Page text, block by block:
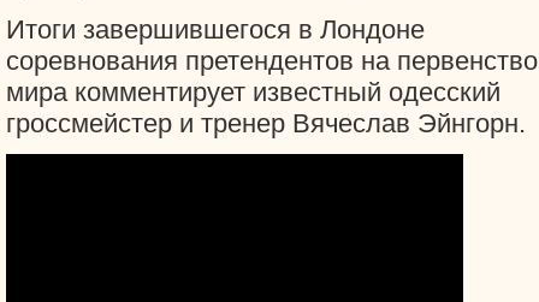
Итоги завершившегося в Лондоне
соревнования претендентов на первенство
мира комментирует известный одесский
гроссмейстер и тренер Вячеслав Эйнгорн.